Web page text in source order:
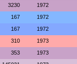
3230 1972
167 1972
167 1972
310 1973
353 1973